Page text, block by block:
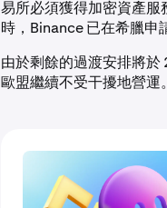
易所必須獲得加密資產服
時，Binance 已在希臘申
由於剩餘的過渡安排將於
歐盟繼續不受干擾地營運